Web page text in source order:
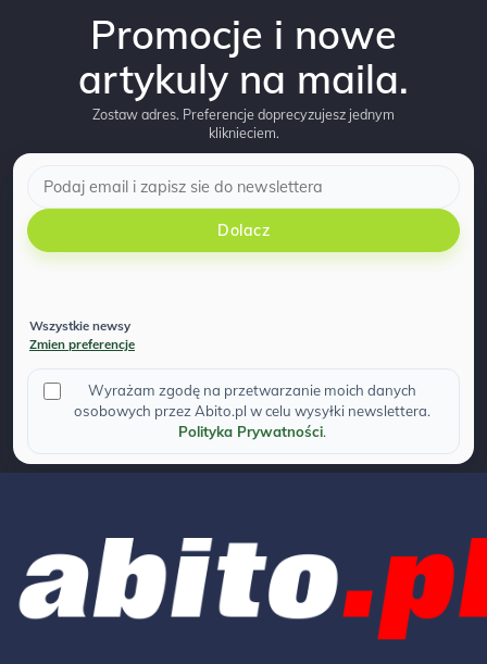
Promocje i nowe
artykuly na maila.
Zostaw adres. Preferencje doprecyzujesz jednym
kliknieciem.
Dolacz
Wszystkie newsy
Zmien preferencje
Wyrażam zgodę na przetwarzanie moich danych
osobowych przez Abito.pl w celu wysyłki newslettera.
Polityka Prywatności.